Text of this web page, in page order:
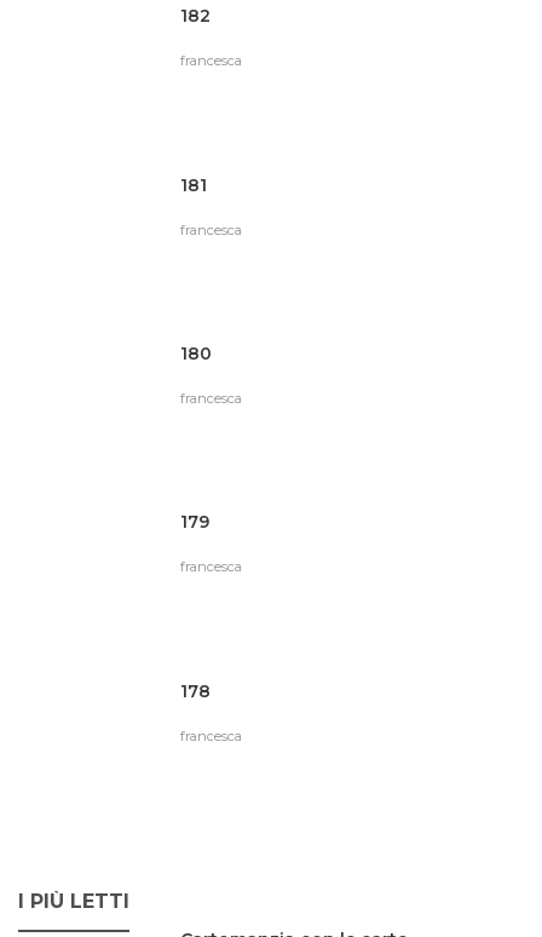
182
francesca
181
francesca
180
francesca
179
francesca
178
francesca
I PIÙ LETTI